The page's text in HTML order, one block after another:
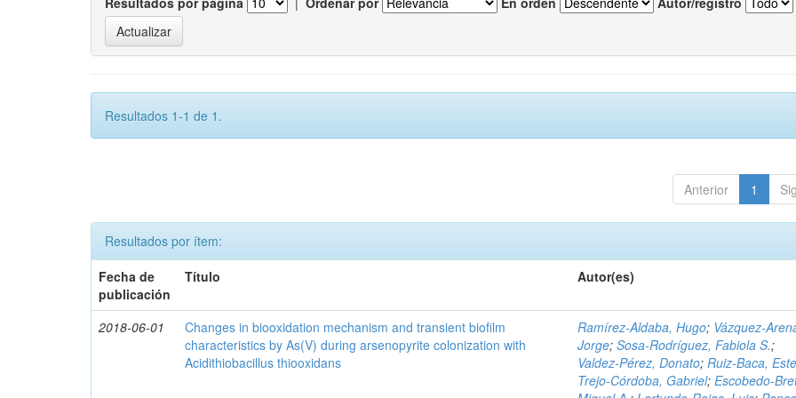
Resultados 1-1 de 1.
Anterior 1
Resultados por ítem:
Fecha de
publicación
Título Autor(es)
2018-06-01
Changes in biooxidation mechanism and transient biofilm
characteristics by As(V) during arsenopyrite colonization with
Acidithiobacillus thiooxidans
Ramírez‑Aldaba, Hugo;
Jorge;Sosa‑Rodríguez, Fabiola S.;
Valdez‑Pérez, Donato;Ruiz‑Baca,
Trejo‑Córdoba, Gabriel;